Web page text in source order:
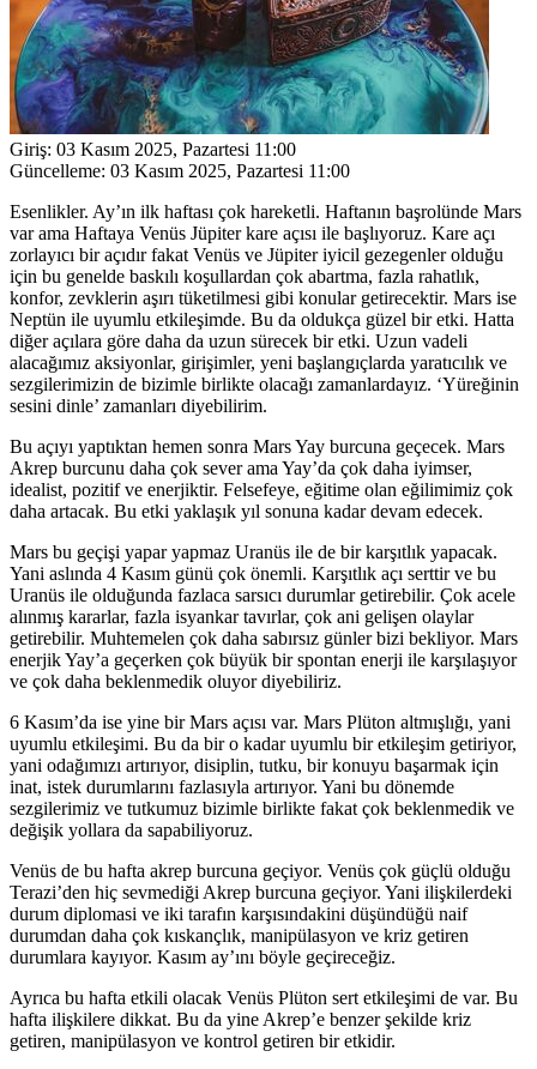
Giriş: 03 Kasım 2025, Pazartesi 11:00
Güncelleme: 03 Kasım 2025, Pazartesi 11:00
Esenlikler. Ay’ın ilk haftası çok hareketli. Haftanın başrolünde Mars
var ama Haftaya Venüs Jüpiter kare açısı ile başlıyoruz. Kare açı
zorlayıcı bir açıdır fakat Venüs ve Jüpiter iyicil gezegenler olduğu
için bu genelde baskılı koşullardan çok abartma, fazla rahatlık,
konfor, zevklerin aşırı tüketilmesi gibi konular getirecektir. Mars ise
Neptün ile uyumlu etkileşimde. Bu da oldukça güzel bir etki. Hatta
diğer açılara göre daha da uzun sürecek bir etki. Uzun vadeli
alacağımız aksiyonlar, girişimler, yeni başlangıçlarda yaratıcılık ve
sezgilerimizin de bizimle birlikte olacağı zamanlardayız. ‘Yüreğinin
sesini dinle’ zamanları diyebilirim.
Bu açıyı yaptıktan hemen sonra Mars Yay burcuna geçecek. Mars
Akrep burcunu daha çok sever ama Yay’da çok daha iyimser,
idealist, pozitif ve enerjiktir. Felsefeye, eğitime olan eğilimimiz çok
daha artacak. Bu etki yaklaşık yıl sonuna kadar devam edecek.
Mars bu geçişi yapar yapmaz Uranüs ile de bir karşıtlık yapacak.
Yani aslında 4 Kasım günü çok önemli. Karşıtlık açı serttir ve bu
Uranüs ile olduğunda fazlaca sarsıcı durumlar getirebilir. Çok acele
alınmış kararlar, fazla isyankar tavırlar, çok ani gelişen olaylar
getirebilir. Muhtemelen çok daha sabırsız günler bizi bekliyor. Mars
enerjik Yay’a geçerken çok büyük bir spontan enerji ile karşılaşıyor
ve çok daha beklenmedik oluyor diyebiliriz.
6 Kasım’da ise yine bir Mars açısı var. Mars Plüton altmışlığı, yani
uyumlu etkileşimi. Bu da bir o kadar uyumlu bir etkileşim getiriyor,
yani odağımızı artırıyor, disiplin, tutku, bir konuyu başarmak için
inat, istek durumlarını fazlasıyla artırıyor. Yani bu dönemde
sezgilerimiz ve tutkumuz bizimle birlikte fakat çok beklenmedik ve
değişik yollara da sapabiliyoruz.
Venüs de bu hafta akrep burcuna geçiyor. Venüs çok güçlü olduğu
Terazi’den hiç sevmediği Akrep burcuna geçiyor. Yani ilişkilerdeki
durum diplomasi ve iki tarafın karşısındakini düşündüğü naif
durumdan daha çok kıskançlık, manipülasyon ve kriz getiren
durumlara kayıyor. Kasım ay’ını böyle geçireceğiz.
Ayrıca bu hafta etkili olacak Venüs Plüton sert etkileşimi de var. Bu
hafta ilişkilere dikkat. Bu da yine Akrep’e benzer şekilde kriz
getiren, manipülasyon ve kontrol getiren bir etkidir.